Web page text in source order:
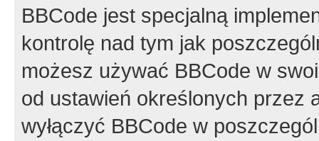
BBCode jest specjalną
kontrolę nad tym jak
możesz używać BBCode w
od ustawień określonych przez
wyłączyć BBCode w